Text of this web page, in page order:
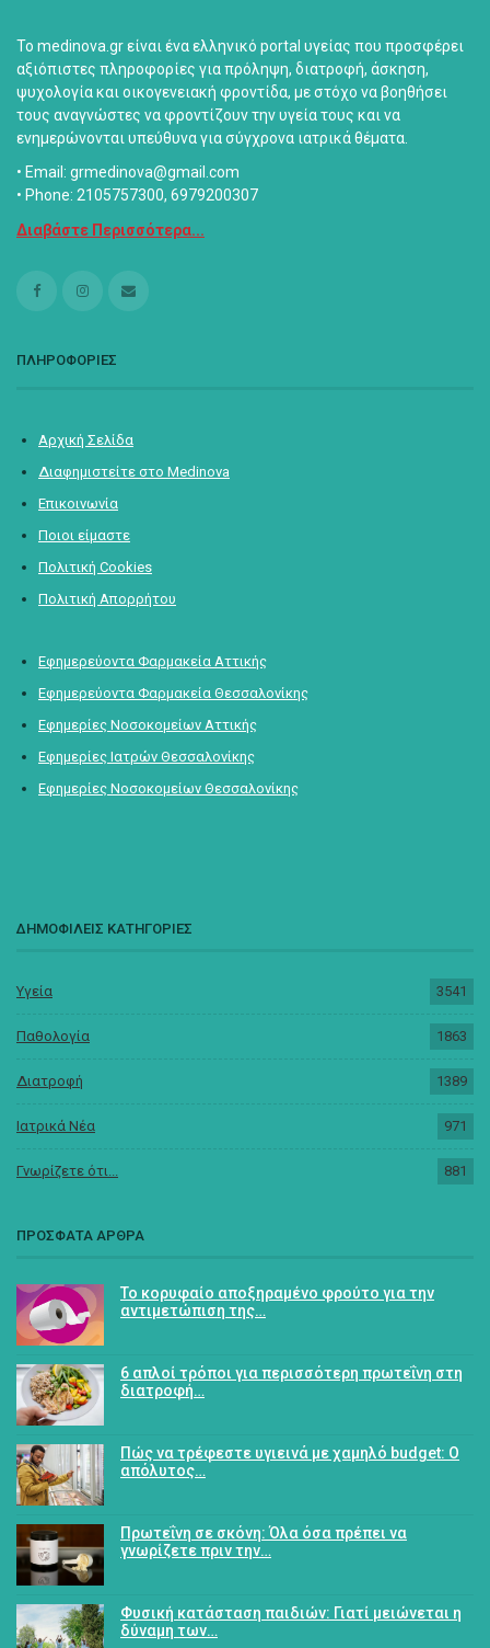
Το medinova.gr είναι ένα ελληνικό portal υγείας που προσφέρει
αξιόπιστες πληροφορίες για πρόληψη, διατροφή, άσκηση,
ψυχολογία και οικογενειακή φροντίδα, με στόχο να βοηθήσει
τους αναγνώστες να φροντίζουν την υγεία τους και να
ενημερώνονται υπεύθυνα για σύγχρονα ιατρικά θέματα.
• Email: grmedinova@gmail.com
• Phone: 2105757300, 6979200307
Διαβάστε Περισσότερα...
ΠΛΗΡΟΦΟΡΙΕΣ
Αρχική Σελίδα
Διαφημιστείτε στο Medinova
Επικοινωνία
Ποιοι είμαστε
Πολιτική Cookies
Πολιτική Απορρήτου
Εφημερεύοντα Φαρμακεία Αττικής
Εφημερεύοντα Φαρμακεία Θεσσαλονίκης
Εφημερίες Νοσοκομείων Αττικής
Εφημερίες Ιατρών Θεσσαλονίκης
Εφημερίες Νοσοκομείων Θεσσαλονίκης
ΔΗΜΟΦΙΛΕΙΣ ΚΑΤΗΓΟΡΙΕΣ
Υγεία 3541
Παθολογία 1863
Διατροφή 1389
Ιατρικά Νέα 971
Γνωρίζετε ότι... 881
ΠΡΟΣΦΑΤΑ ΑΡΘΡΑ
Το κορυφαίο αποξηραμένο φρούτο για την
αντιμετώπιση της…
6 απλοί τρόποι για περισσότερη πρωτεΐνη στη
διατροφή…
Πώς να τρέφεστε υγιεινά με χαμηλό budget: Ο
απόλυτος…
Πρωτεΐνη σε σκόνη: Όλα όσα πρέπει να
γνωρίζετε πριν την…
Φυσική κατάσταση παιδιών: Γιατί μειώνεται η
δύναμη των…